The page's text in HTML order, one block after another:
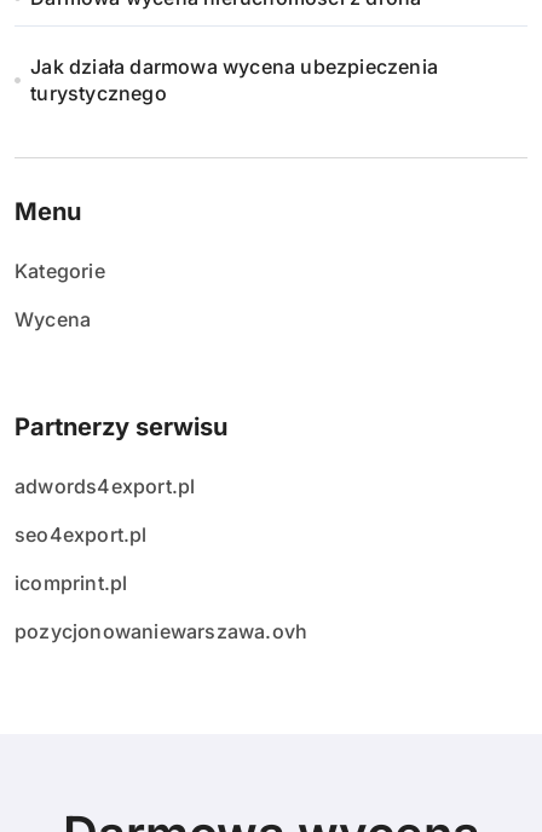
Jak działa darmowa wycena ubezpieczenia
turystycznego
Menu
Kategorie
Wycena
Partnerzy serwisu
adwords4export.pl
seo4export.pl
icomprint.pl
pozycjonowaniewarszawa.ovh